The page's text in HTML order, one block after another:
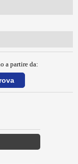
a partire da: